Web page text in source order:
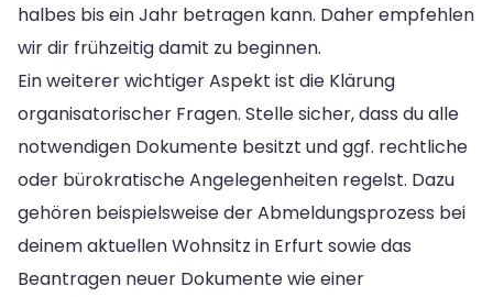
halbes bis ein Jahr betragen kann. Daher empfehlen
wir dir frühzeitig damit zu beginnen.
Ein weiterer wichtiger Aspekt ist die Klärung
organisatorischer Fragen. Stelle sicher, dass du alle
notwendigen Dokumente besitzt und ggf. rechtliche
oder bürokratische Angelegenheiten regelst. Dazu
gehören beispielsweise der Abmeldungsprozess bei
deinem aktuellen Wohnsitz in Erfurt sowie das
Beantragen neuer Dokumente wie einer